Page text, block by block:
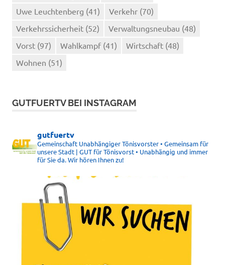
Uwe Leuchtenberg (41) Verkehr (70)
Verkehrssicherheit (52) Verwaltungsneubau (48)
Vorst (97) Wahlkampf (41) Wirtschaft (48)
Wohnen (51)
GUTFUERTV BEI INSTAGRAM
gutfuertv
Gemeinschaft Unabhängiger Tönisvorster • Gemeinsam für
unsere Stadt | GUT für Tönisvorst • Unabhängig und immer
für Sie da. Wir hören Ihnen zu!